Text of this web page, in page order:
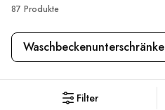
87 Produkte
Waschbeckenunterschränke
Filter